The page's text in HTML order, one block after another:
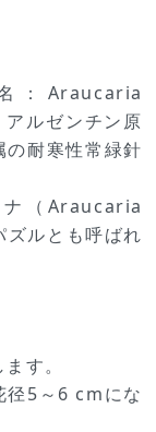
：Araucaria
ルゼンチン原
耐寒性常緑針
（Araucaria
ルとも呼ばれ
す。
径5～6 cmにな